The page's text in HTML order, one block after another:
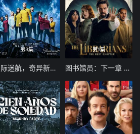
第3集
星际迷航，奇异新世界第四季
第1集
图书馆员：下一章 第二季